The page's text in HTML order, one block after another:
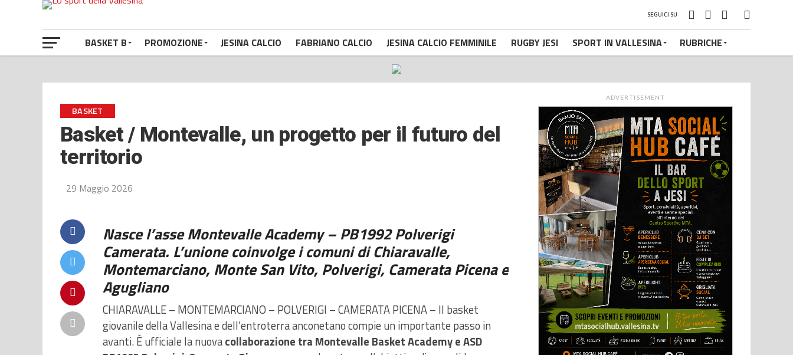
SEGUICI SU
BASKET B PROMOZIONE JESINA CALCIO FABRIANO CALCIO JESINA CALCIO FEMMINILE RUGBY JESI SPORT IN VALLESINA RUBRICHE
BASKET
Basket / Montevalle, un progetto per il futuro del
territorio
29 Maggio 2026
Nasce l’asse Montevalle Academy – PB1992 Polverigi
Camerata. L’unione coinvolge i comuni di Chiaravalle,
Montemarciano, Monte San Vito, Polverigi, Camerata Picena e
Agugliano
CHIARAVALLE – MONTEMARCIANO – POLVERIGI – CAMERATA PICENA – Il basket
giovanile della Vallesina e dell’entroterra anconetano compie un importante passo in
avanti. È ufficiale la nuovacollaborazione tra Montevalle Basket Academy e ASD
ADVERTISEMENT